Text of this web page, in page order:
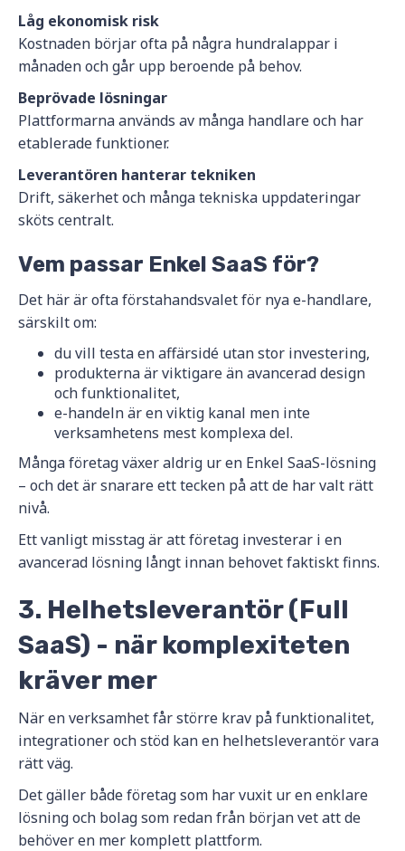
Låg ekonomisk risk
Kostnaden börjar ofta på några hundralappar i
månaden och går upp beroende på behov.
Beprövade lösningar
Plattformarna används av många handlare och har
etablerade funktioner.
Leverantören hanterar tekniken
Drift, säkerhet och många tekniska uppdateringar
sköts centralt.
Vem passar Enkel SaaS för?
Det här är ofta förstahandsvalet för nya e-handlare,
särskilt om:
du vill testa en affärsidé utan stor investering,
produkterna är viktigare än avancerad design
och funktionalitet,
e-handeln är en viktig kanal men inte
verksamhetens mest komplexa del.
Många företag växer aldrig ur en Enkel SaaS-lösning
– och det är snarare ett tecken på att de har valt rätt
nivå.
Ett vanligt misstag är att företag investerar i en
avancerad lösning långt innan behovet faktiskt finns.
3. Helhetsleverantör (Full
SaaS) - när komplexiteten
kräver mer
När en verksamhet får större krav på funktionalitet,
integrationer och stöd kan en helhetsleverantör vara
rätt väg.
Det gäller både företag som har vuxit ur en enklare
lösning och bolag som redan från början vet att de
behöver en mer komplett plattform.